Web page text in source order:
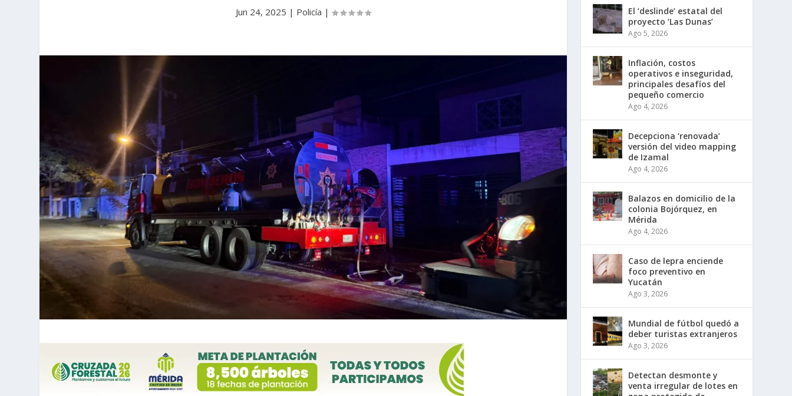
Jun 24, 2025 | Policía |
El ‘deslinde’ estatal del
proyecto ‘Las Dunas’
Ago 5, 2026
Inflación, costos
operativos e inseguridad,
principales desafíos del
pequeño comercio
Ago 4, 2026
Decepciona ‘renovada’
versión del video mapping
de Izamal
Ago 4, 2026
Balazos en domicilio de la
colonia Bojórquez, en
Mérida
Ago 4, 2026
Caso de lepra enciende
foco preventivo en
Yucatán
Ago 3, 2026
Mundial de fútbol quedó a
deber turistas extranjeros
Ago 3, 2026
Detectan desmonte y
venta irregular de lotes en